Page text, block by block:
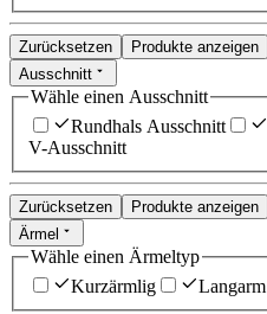
Zurücksetzen
Produkte anzeigen
Ausschnitt
Wähle einen Ausschnitt
Rundhals Ausschnitt
V-Ausschnitt
Zurücksetzen
Produkte anzeigen
Ärmel
Wähle einen Ärmeltyp
Kurzärmlig
Langarm